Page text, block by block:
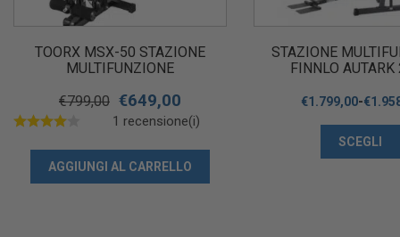
TOORX MSX-50 STAZIONE
MULTIFUNZIONE
€799,00 €649,00
1 recensione(i)
AGGIUNGI AL CARRELLO
STAZIONE
FINNLO
€1.799,00-€
SCEGLI